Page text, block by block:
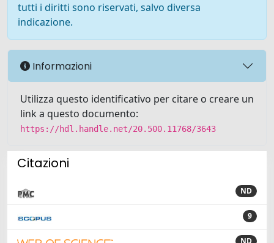
tutti i diritti sono riservati, salvo diversa
indicazione.
Informazioni
Utilizza questo identificativo per citare o creare un
link a questo documento:
https://hdl.handle.net/20.500.11768/3643
Citazioni
ND
9